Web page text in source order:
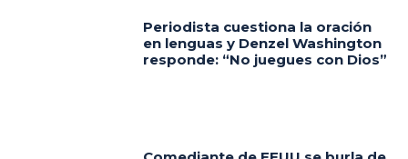
Periodista cuestiona la oración
en lenguas y Denzel Washington
responde: “No juegues con Dios”